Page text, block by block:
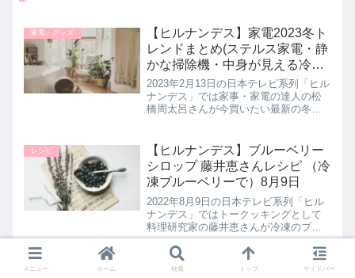
家電・グッズ
【ヒルナンデス】家電2023冬ト
レンドまとめ(ステルス家電・静
かな掃除機・中身が見える冷蔵
庫・IH付き炊飯器など最新家電
続々)2023年2月13日
2023年2月13日の日本テレビ系列「ヒル
ナンデス」では家事・家電の達人の松
橋周太呂さんが今買いたい最新の冬家
化したステルス家電から最新の便利機
能がついた家電まで！家事の苦...
レシピ
【ヒルナンデス】ブルーベリー
シロップ 藤井恵さんレシピ （冷
凍ブルーベリーで）8月9日
2022年8月9日の日本テレビ系列「ヒル
ナンデス」ではトークッキングとして
料理研究家の藤井恵さんが冷凍のブル
ーベリーを使用した【ブルーベリーシ
ロップ】の作り方を教えてくれたので
詳しく紹介します。>>ヒルナンデス記
レシピ
【ヒルナンデス】ツナキーマカ
メニュー ホーム 検索 トップ サイドバー